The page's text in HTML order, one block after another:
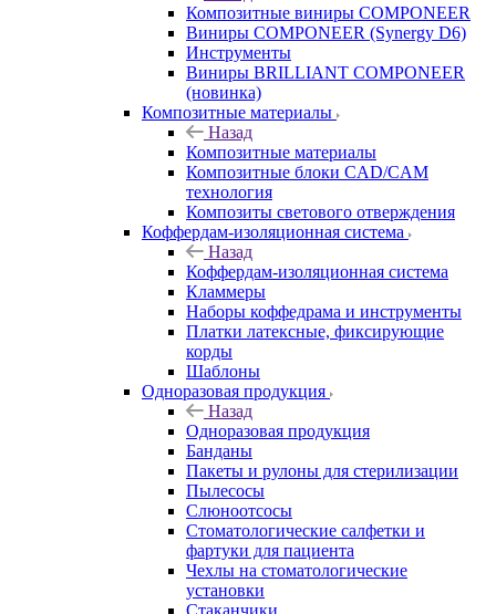
Композитные виниры COMPONEER
Виниры COMPONEER (Synergy D6)
Инструменты
Виниры BRILLIANT COMPONEER
(новинка)
Композитные материалы
Назад
Композитные материалы
Композитные блоки CAD/СAM
технология
Композиты светового отверждения
Коффердам-изоляционная система
Назад
Коффердам-изоляционная система
Кламмеры
Наборы коффедрама и инструменты
Платки латексные, фиксирующие
корды
Шаблоны
Одноразовая продукция
Назад
Одноразовая продукция
Банданы
Пакеты и рулоны для стерилизации
Пылесосы
Слюноотсосы
Стоматологические салфетки и
фартуки для пациента
Чехлы на стоматологические
установки
Стаканчики